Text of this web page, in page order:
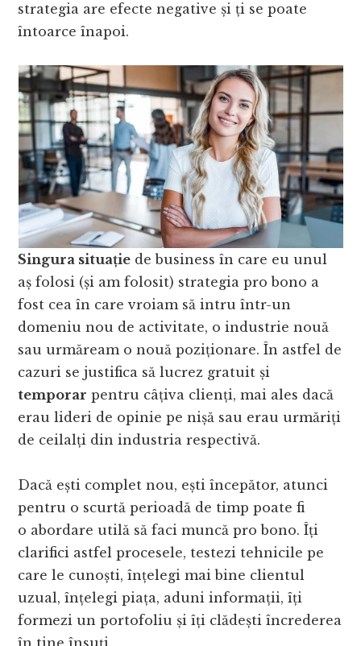
strategia are efecte negative și ți se poate
întoarce înapoi.
Singura situație de business în care eu unul
aș folosi (și am folosit) strategia pro bono a
fost cea în care vroiam să intru într-un
domeniu nou de activitate, o industrie nouă
sau urmăream o nouă poziționare. În astfel de
cazuri se justifica să lucrez gratuit și
temporar pentru câțiva clienți, mai ales dacă
erau lideri de opinie pe nișă sau erau urmăriți
de ceilalți din industria respectivă.
Dacă ești complet nou, ești începător, atunci
pentru o scurtă perioadă de timp poate fi
o abordare utilă să faci muncă pro bono. Îți
clarifici astfel procesele, testezi tehnicile pe
care le cunoști, înțelegi mai bine clientul
uzual, înțelegi piața, aduni informații, îți
formezi un portofoliu și îți clădești încrederea